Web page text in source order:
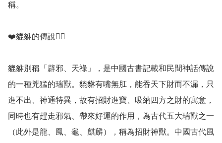
稱。
❤️貔貅的傳說💁‍♀️
貔貅別稱「辟邪、天祿」，是中國古書記載和民間神話傳說
的一種兇猛的瑞獸。貔貅有嘴無肛，能吞天下財而不漏，只
進不出、神通特異，故有招財進寶、吸納四方之財的寓意，
同時也有趕走邪氣、帶來好運的作用，為古代五大瑞獸之一
（此外是龍、鳳、龜、麒麟），稱為招財神獸。中國古代風